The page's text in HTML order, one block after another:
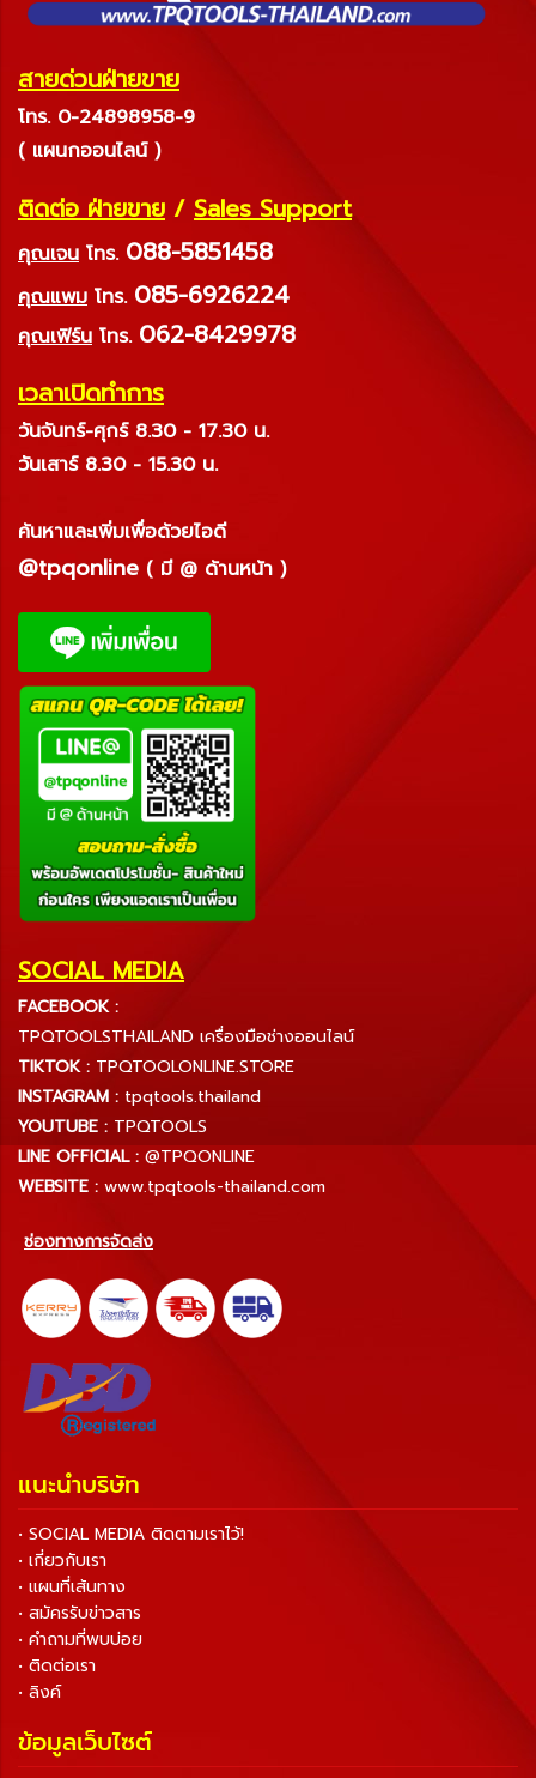
สายด่วนฝ่ายขาย
โทร. 0-24898958-9
( แผนกออนไลน์ )
ติดต่อ ฝ่ายขาย / Sales Support
คุณเจน โทร. 088-5851458
คุณแพม โทร. 085-6926224
คุณเฟิร์น โทร. 062-8429978
เวลาเปิดทำการ
วันจันทร์-ศุกร์ 8.30 - 17.30 น.
วันเสาร์ 8.30 - 15.30 น.
ค้นหาและเพิ่มเพื่อด้วยไอดี
@tpqonline ( มี @ ด้านหน้า )
SOCIAL MEDIA
FACEBOOK :
TPQTOOLSTHAILAND เครื่องมือช่างออนไลน์
TIKTOK : TPQTOOLONLINE.STORE
INSTAGRAM : tpqtools.thailand
YOUTUBE : TPQTOOLS
LINE OFFICIAL : @TPQONLINE
WEBSITE : www.tpqtools-thailand.com
ช่องทางการจัดส่ง
แนะนำบริษัท
• SOCIAL MEDIA ติดตามเราไว้!
• เกี่ยวกับเรา
• แผนที่เส้นทาง
• สมัครรับข่าวสาร
• คำถามที่พบบ่อย
• ติดต่อเรา
• ลิงค์
ข้อมูลเว็บไซต์